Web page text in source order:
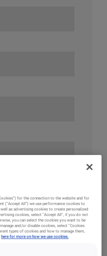
for the connection to the website and for
(“Accept All”) we use performance cookies to
as advertising cookies to create personalized
cookies, select "Accept All", if you do not
you can select the cookies you want to be
and/or disable cookies, select "Cookies
types of cookies and how to manage them,
here for more on how we use cookies.